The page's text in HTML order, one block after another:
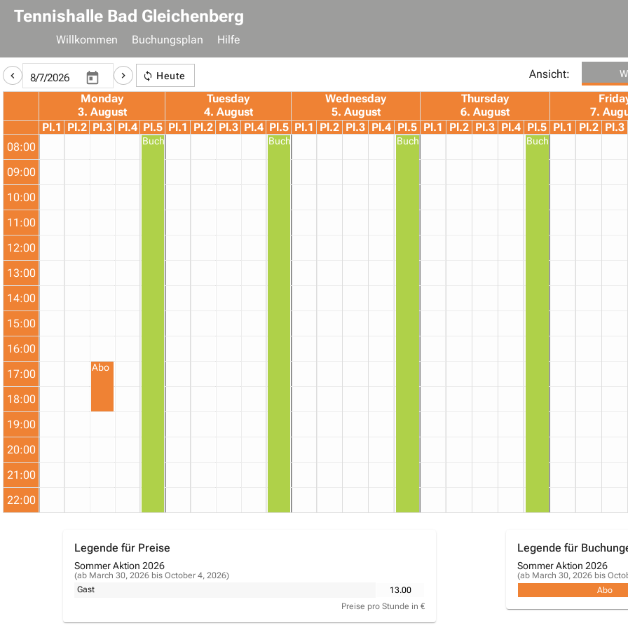
Tennishalle Bad Gleichenberg
Willkommen
Buchungsplan Hilfe
Heute Ansicht:
Monday
3. August
Tuesday
4. August
Wednesday
5. August
Thursday
6. August
7.
Pl.1 Pl.2 Pl.3 Pl.4 Pl.5 Pl.1 Pl.2 Pl.3 Pl.4 Pl.5 Pl.1 Pl.2 Pl.3 Pl.4 Pl.5 Pl.1 Pl.2 Pl.3 Pl.4 Pl.5 Pl.1 Pl.2 Pl.3
08:00
09:00
10:00
11:00
12:00
13:00
14:00
15:00
16:00
17:00
18:00
19:00
20:00
21:00
22:00
Abo
Buchung Buchung Buchung Buchung
Legende für Preise
Sommer Aktion 2026
(ab March 30, 2026 bis October 4, 2026)
Gast
13.00
Preise pro Stunde in €
Legende für
Sommer Aktion 2026
(ab March 30, 2026 bis
Abo